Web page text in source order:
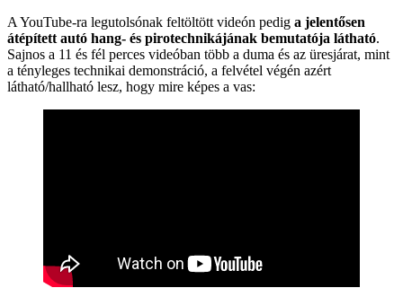
A YouTube-ra legutolsónak feltöltött videón pedig a jelentősen
átépített autó hang- és pirotechnikájának bemutatója látható.
Sajnos a 11 és fél perces videóban több a duma és az üresjárat, mint
a tényleges technikai demonstráció, a felvétel végén azért
látható/hallható lesz, hogy mire képes a vas: